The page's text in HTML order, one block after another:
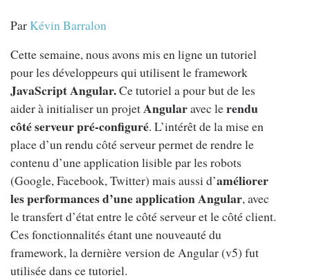
ParKévin Barralon
Cette semaine, nous avons mis en ligne un tutoriel
pour les développeurs qui utilisent le framework
JavaScript Angular.Ce tutoriel a pour but de les
aider à initialiser un projetAngularavec lerendu
côté serveur pré-configuré. L’intérêt de la mise en
place d’un rendu côté serveur permet de rendre le
contenu d’une application lisible par les robots
(Google, Facebook, Twitter) mais aussi d’améliorer
les performances d’une application Angular, avec
le transfert d’état entre le côté serveur et le côté client.
Ces fonctionnalités étant une nouveauté du
framework, la dernière version de Angular (v5) fut
utilisée dans ce tutoriel.